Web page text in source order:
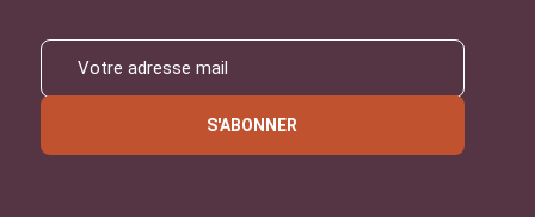
S'ABONNER